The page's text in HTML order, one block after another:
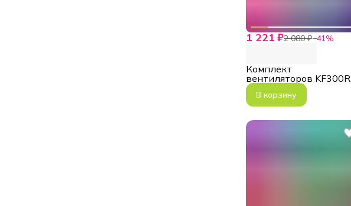
1 221 ₽2 080 ₽−41%
Комплект
вентиляторов KF300R
WH (Reverse!)
В корзину